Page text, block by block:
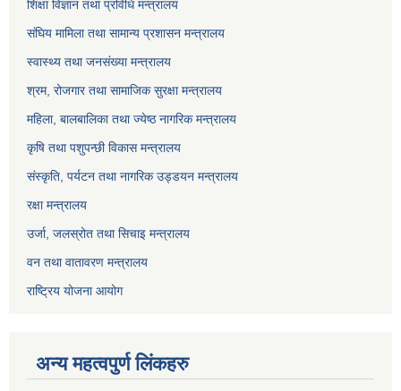
शिक्षा विज्ञान तथा प्रविधि मन्त्रालय
संघिय मामिला तथा सामान्य प्रशासन मन्त्रालय
स्वास्थ्य तथा जनसंख्या मन्त्रालय
श्रम, रोजगार तथा सामाजिक सुरक्षा मन्त्रालय
महिला, बालबालिका तथा ज्येष्ठ नागरिक मन्त्रालय
कृषि तथा पशुपन्छी विकास मन्त्रालय
संस्कृति, पर्यटन तथा नागरिक उड्डयन मन्त्रालय
रक्षा मन्त्रालय
उर्जा, जलस्रोत तथा सिचाइ मन्त्रालय
वन तथा वातावरण मन्त्रालय
राष्ट्रिय योजना आयोग
अन्य महत्वपुर्ण लिंकहरु